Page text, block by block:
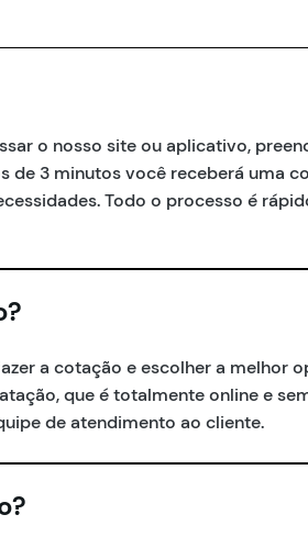
o nosso site ou aplicativo,
3 minutos você receberá uma
Todo o processo é
a cotação e escolher a melhor
que é totalmente online e
de atendimento ao cliente.